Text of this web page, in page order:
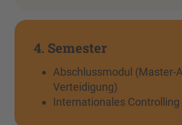
4. Semester
Abschlussmodul (Master-
Verteidigung)
Internationales Controlling